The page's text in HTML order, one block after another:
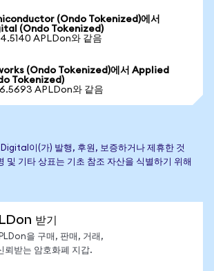
(Ondo Tokenized)에서
(Ondo Tokenized)
APLDon와 같음
(Ondo Tokenized)에서 Applied
Tokenized)
APLDon와 같음
이(가) 발행, 후원, 보증하거나 제휴한 것
및 기타 상표는 기초 참조 자산을 식별하기 위해
받기
을 구매, 판매, 거래,
뢰받는 암호화폐 지갑.